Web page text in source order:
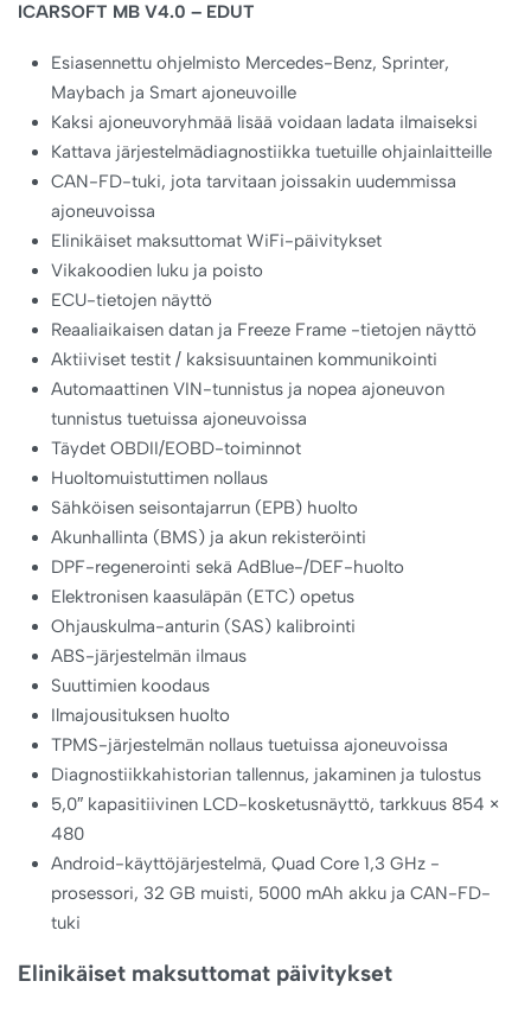
ICARSOFT MB V4.0 – EDUT
Esiasennettu ohjelmisto Mercedes-Benz, Sprinter,
Maybach ja Smart ajoneuvoille
Kaksi ajoneuvoryhmää lisää voidaan ladata ilmaiseksi
Kattava järjestelmädiagnostiikka tuetuille ohjainlaitteille
CAN-FD-tuki, jota tarvitaan joissakin uudemmissa
ajoneuvoissa
Elinikäiset maksuttomat WiFi-päivitykset
Vikakoodien luku ja poisto
ECU-tietojen näyttö
Reaaliaikaisen datan ja Freeze Frame -tietojen näyttö
Aktiiviset testit / kaksisuuntainen kommunikointi
Automaattinen VIN-tunnistus ja nopea ajoneuvon
tunnistus tuetuissa ajoneuvoissa
Täydet OBDII/EOBD-toiminnot
Huoltomuistuttimen nollaus
Sähköisen seisontajarrun (EPB) huolto
Akunhallinta (BMS) ja akun rekisteröinti
DPF-regenerointi sekä AdBlue-/DEF-huolto
Elektronisen kaasuläpän (ETC) opetus
Ohjauskulma-anturin (SAS) kalibrointi
ABS-järjestelmän ilmaus
Suuttimien koodaus
Ilmajousituksen huolto
TPMS-järjestelmän nollaus tuetuissa ajoneuvoissa
Diagnostiikkahistorian tallennus, jakaminen ja tulostus
5,0″ kapasitiivinen LCD-kosketusnäyttö, tarkkuus 854 ×
480
Android-käyttöjärjestelmä, Quad Core 1,3 GHz -
prosessori, 32 GB muisti, 5000 mAh akku ja CAN-FD-
tuki
Elinikäiset maksuttomat päivitykset